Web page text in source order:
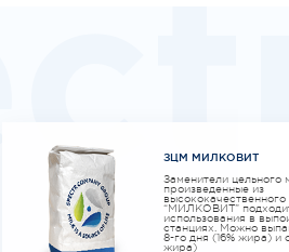
ЗЦМ МИЛКОВИТ
Заменители цельного
произведенные из
“МИЛКОВИТ”
использования в
станциях. Можно
8-го дня (16% жира) и
жира)